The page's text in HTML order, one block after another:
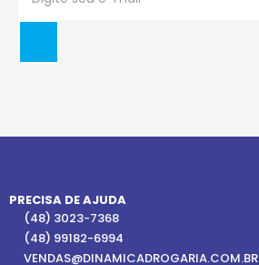
PRECISA DE AJUDA
(48) 3023-7368
(48) 99182-6994
VENDAS@DINAMICADROGARIA.COM.BR